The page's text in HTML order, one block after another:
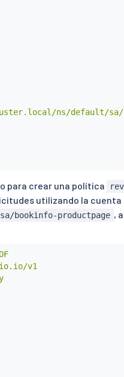
ns/default/
para crear una política
utilizando la cuenta
bookinfo-productpage ,
v1